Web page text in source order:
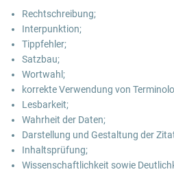
Rechtschreibung;
Interpunktion;
Tippfehler;
Satzbau;
Wortwahl;
korrekte Verwendung von
Lesbarkeit;
Wahrheit der Daten;
Darstellung und Gestaltung der
Inhaltsprüfung;
Wissenschaftlichkeit sowie